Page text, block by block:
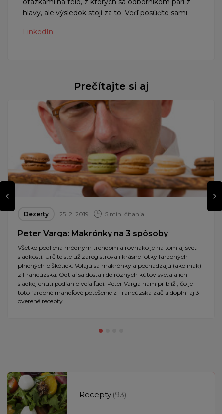
otázkami na telo, z ktorých sa odborníkom parí z
hlavy, ale výsledok stojí za to. Veď posúďte sami.
LinkedIn
Prečítajte si aj
Dezerty 25. 2. 2019 5 min. čítania
Peter Varga: Makrónky na 3 spôsoby
Všetko podlieha módnym trendom a rovnako je na tom aj svet
sladkostí. Určite ste už zaregistrovali krásne fotky farebných
plnených piškótiek. Volajú sa makrónky a pochádzajú (ako inak)
z Francúzska. Odtiaľ sa dostali do rôznych kútov sveta a ich
sladkej chuti podľahlo veľa ľudí. Peter Varga nám priblíži, čo je
toto farebné mandľové potešenie z Francúzska zač a doplní aj 3
overené recepty.
Recepty (93)